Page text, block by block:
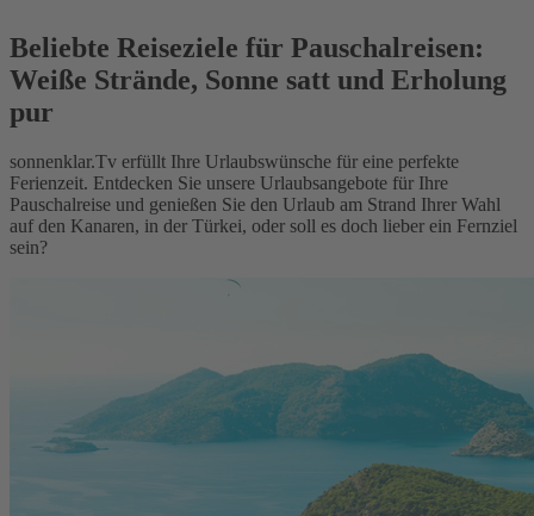
Beliebte Reiseziele für Pauschalreisen:
Weiße Strände, Sonne satt und Erholung
pur
sonnenklar.Tv erfüllt Ihre Urlaubswünsche für eine perfekte
Ferienzeit. Entdecken Sie unsere Urlaubsangebote für Ihre
Pauschalreise und genießen Sie den Urlaub am Strand Ihrer Wahl
auf den Kanaren, in der Türkei, oder soll es doch lieber ein Fernziel
sein?